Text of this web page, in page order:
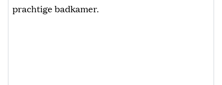
prachtige badkamer.